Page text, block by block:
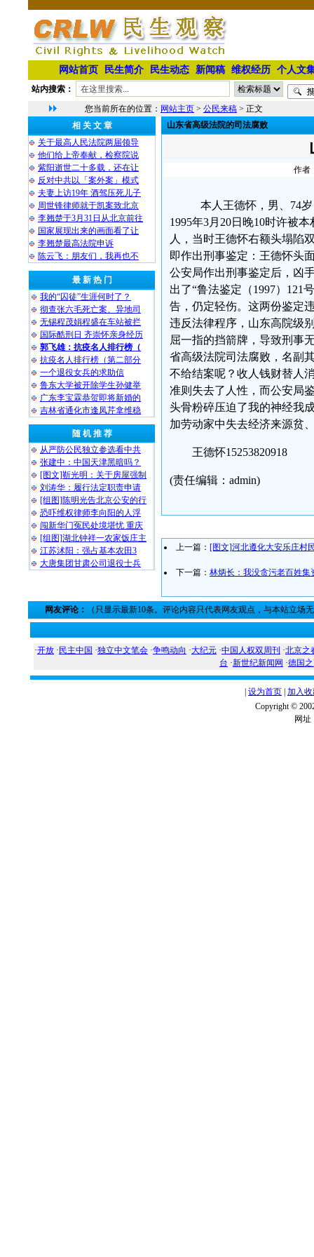
网站首页 民生简介 民生动态 新闻稿 维权经历 个人文
站内搜索：
您当前所在的位置： 网站主页 > 公民来稿 > 正文
相 关 文 章
关于最高人民法院两届领导
他们给上帝奉献，检察院说
紫阳逝世二十多载，还在让
反对中共以「案外案」模式
夫妻上访19年 酒驾压死儿子
周世锋律师就于凯案致北京
李翘楚于3月31日从北京前往
国家展现出来的画面看了让
李翘楚最高法院申诉
陈云飞：朋友们，我再也不
最 新 热 门
我的“囚徒”生涯何时了？
彻查张六毛死亡案、异地司
无锡程茂娟程盛在车站被拦
国际酷刑日 齐崇怀亲身经历
郭飞雄：抗疫名人排行榜（
抗疫名人排行榜（第二部分
一个退役女兵的求助信
鲁东大学被开除学生孙健举
广东李宝霖恭贺即将新婚的
吉林省通化市逢凤芹拿维稳
随 机 推 荐
从严防公民独立参选看中共
张建中：中国天津黑暗吗？
[图文]靳光明：关于房屋强制
刘涛华：履行法定职责申请
[组图]陈明光告北京公安的行
恐吓维权律师李向阳的人浮
闯新华门冤民处境堪忧 重庆
[组图]湖北钟祥一农家饭庄主
江苏沭阳：强占基本农田3
大唐集团甘肃公司退役士兵
山东省高级法院的司法腐败
作者
本人王德怀，男、74
1995年3月20日晚10时许被
人，当时王德怀右额头塌陷
即作出刑事鉴定：王德怀头
公安局作出刑事鉴定后，凶
出了“鲁法鉴定（1997）121
告，仍定轻伤。这两份鉴定
违反法律程序，山东高院级
屈一指的挡箭牌，导致刑事
省高级法院司法腐败，名副
不给结案呢？收人钱财替人
准则失去了人性，而公安局
头骨粉碎压迫了我的神经我
加劳动家中失去经济来源贫
王德怀15253820918
(责任编辑：admin)
上一篇： [图文]河北遵化大安乐庄村
下一篇： 林炳长：我没贪污老百姓集
网友评论： （只显示最新10条。评论内容只代表网友观点，与本站立场
·开放 · 民主中国 ·独立中文笔会 ·争鸣动向 ·大纪元 ·中国人权双周刊 ·北京之
台 ·新世纪新闻网 ·德国
设为首页 加入
Copyright ©
网址